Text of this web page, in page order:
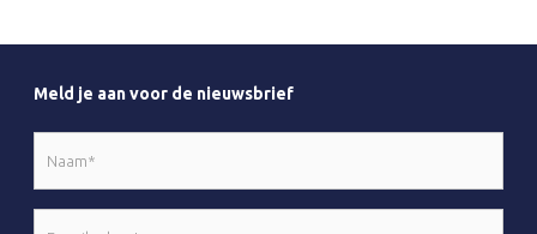
Meld je aan voor de nieuwsbrief